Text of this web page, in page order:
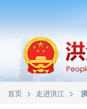
首页 > 走进洪江 >